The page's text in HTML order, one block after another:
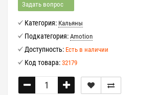
Задать вопрос
Категория: Кальяны
Подкатегория: Amotion
Доступность: Есть в наличии
Код товара: 32179